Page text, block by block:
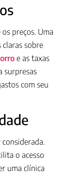
preços. Uma
sobre
e as taxas
surpresas
com seu
o acesso
uma clínica